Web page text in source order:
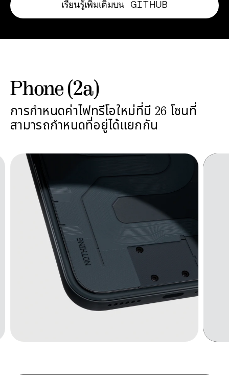
เรียนรู้เพิ่มเติมบน GITHUB
Phone (2a)
การกำหนดค่าไฟทรีโอใหม่ที่มี 26 โซนที่
สามารถกำหนดที่อยู่ได้แยกกัน